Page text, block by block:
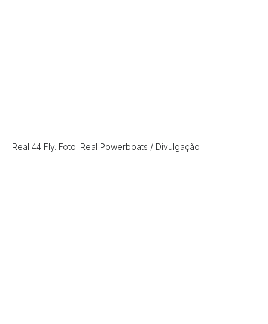
Real 44 Fly. Foto: Real Powerboats / Divulgação